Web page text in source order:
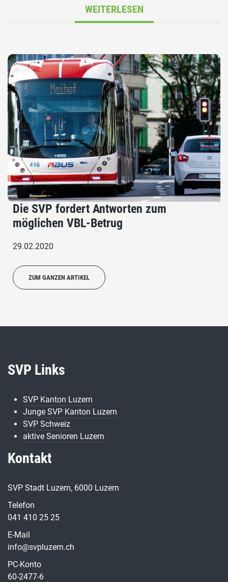
WEITERLESEN
Die SVP fordert Antworten zum
möglichen VBL-Betrug
29.02.2020
ZUM GANZEN ARTIKEL
SVP Links
SVP Kanton Luzern
Junge SVP Kanton Luzern
SVP Schweiz
aktive Senioren Luzern
Kontakt
SVP Stadt Luzern, 6000 Luzern
Telefon
041 410 25 25
E-Mail
info@svpluzern.ch
PC-Konto
60-2477-6